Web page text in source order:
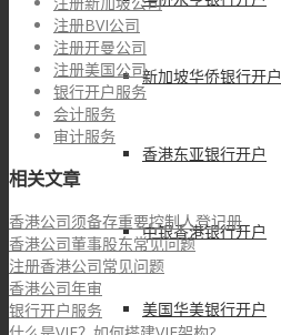
新加坡华侨银行开户
香港东亚银行开户
中银香港银行开户
美国华美银行开户
注册BVI公司
注册开曼公司
注册美国公司
银行开户服务
会计服务
审计服务
相关文章
香港公司须备存重要控制人登记册
香港公司董事股东常见问题
注册香港公司常见问题
香港公司年审
银行开户服务